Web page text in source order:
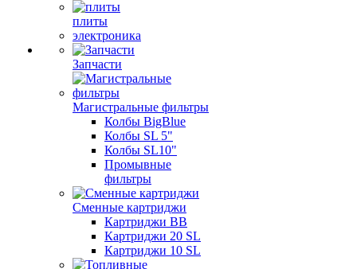
плиты
электроника
Запчасти
Магистральные фильтры
Колбы BigBlue
Колбы SL 5"
Колбы SL10"
Промывные
фильтры
Сменные картриджи
Картриджи BB
Картриджи 20 SL
Картриджи 10 SL